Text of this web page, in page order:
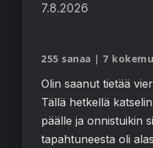
7.8.2026
255 sanaa | 7
Olin saanut tietää
Tällä hetkellä
päälle ja onnistuikin
tapahtuneesta oli